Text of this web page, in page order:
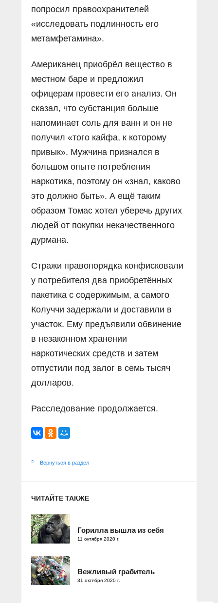
попросил правоохранителей
«исследовать подлинность его
метамфетамина».
Американец приобрёл вещество в
местном баре и предложил
офицерам провести его анализ. Он
сказал, что субстанция больше
напоминает соль для ванн и он не
получил «того кайфа, к которому
привык». Мужчина признался в
большом опыте потребления
наркотика, поэтому он «знал, каково
это должно быть». А ещё таким
образом Томас хотел уберечь других
людей от покупки некачественного
дурмана.
Стражи правопорядка конфисковали
у потребителя два приобретённых
пакетика с содержимым, а самого
Колуччи задержали и доставили в
участок. Ему предъявили обвинение
в незаконном хранении
наркотических средств и затем
отпустили под залог в семь тысяч
долларов.
Расследование продолжается.
Вернуться в раздел
ЧИТАЙТЕ ТАКЖЕ
Горилла вышла из себя
11 октября 2020 г.
Вежливый грабитель
31 октября 2020 г.